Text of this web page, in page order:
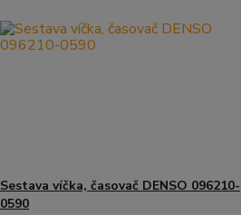
Sestava víčka, časovač DENSO 096210-
0590